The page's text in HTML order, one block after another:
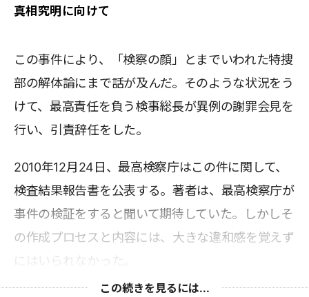
真相究明に向けて
この事件により、「検察の顔」とまでいわれた特捜
部の解体論にまで話が及んだ。そのような状況をう
けて、最高責任を負う検事総長が異例の謝罪会見を
行い、引責辞任をした。
2010年12月24日、最高検察庁はこの件に関して、
検査結果報告書を公表する。著者は、最高検察庁が
事件の検証をすると聞いて期待していた。しかしそ
の作成プロセスと内容には、大きな違和感を覚えず
にはいられなかった。
この続きを見るには...